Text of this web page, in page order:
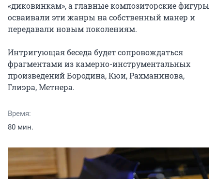
«диковинкам», а главные композиторские фигуры
осваивали эти жанры на собственный манер и
передавали новым поколениям.
Интригующая беседа будет сопровождаться
фрагментами из камерно-инструментальных
произведений Бородина, Кюи, Рахманинова,
Глиэра, Метнера.
Время:
80 мин.